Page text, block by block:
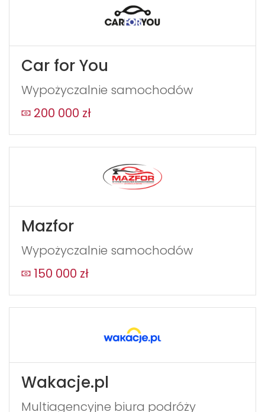
Car for You
Wypożyczalnie samochodów
200 000 zł
Mazfor
Wypożyczalnie samochodów
150 000 zł
Wakacje.pl
Multiagencyjne biura podróży